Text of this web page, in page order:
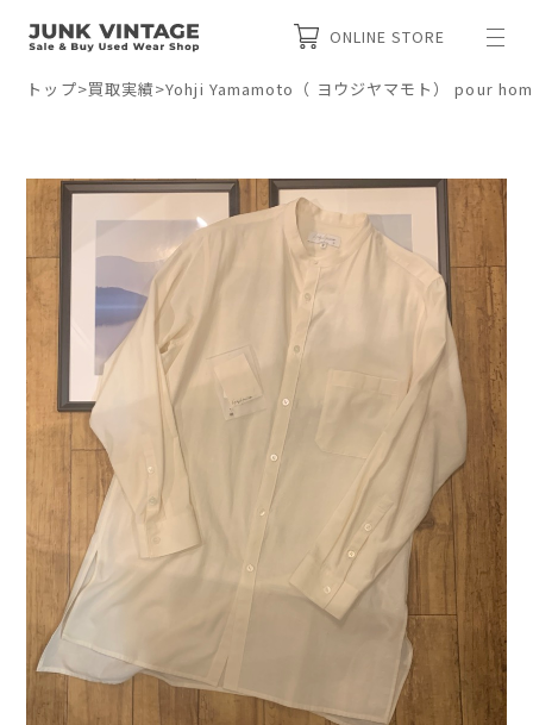
ONLINE STORE
トップ>買取実績>Yohji Yamamoto（ ヨウジヤマモト） pour